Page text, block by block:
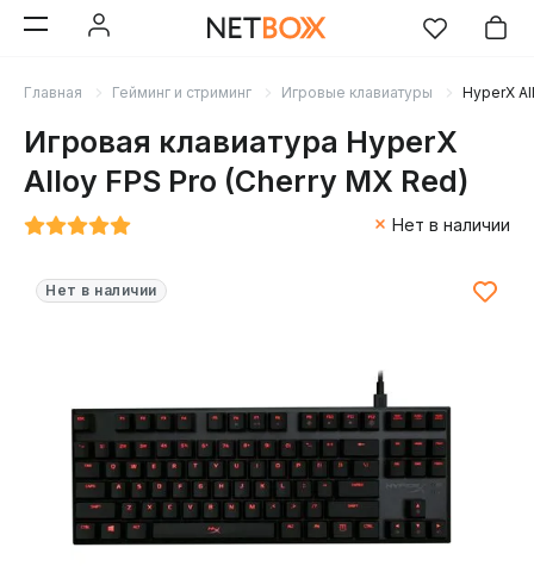
Главная Гейминг и стриминг Игровые клавиатуры HyperX
Игровая клавиатура HyperX
Alloy FPS Pro (Cherry MX Red)
Нет в наличии
Нет в наличии